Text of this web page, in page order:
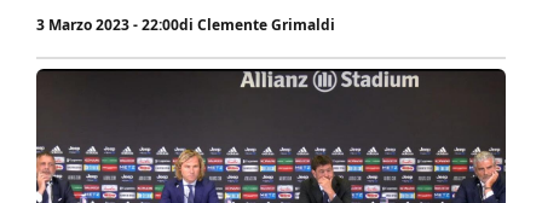
3 Marzo 2023 - 22:00di Clemente Grimaldi